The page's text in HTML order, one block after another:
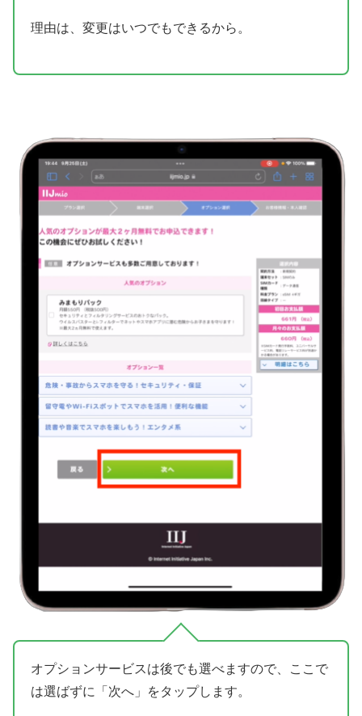
理由は、変更はいつでもできるから。
オプションサービスは後でも選べますので、ここで
は選ばずに「次へ」をタップします。